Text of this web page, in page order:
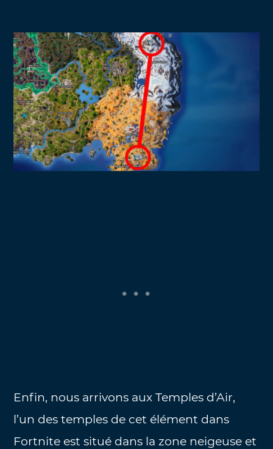
Enfin, nous arrivons aux Temples d’Air,
l’un des temples de cet élément dans
Fortnite est situé dans la zone neigeuse et